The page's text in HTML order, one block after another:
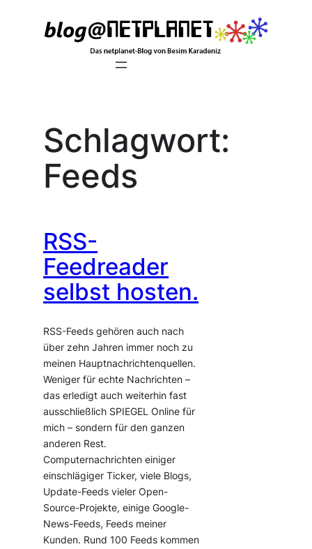
Schlagwort:
Feeds
RSS-
Feedreader
selbst hosten.
RSS-Feeds gehören auch nach
über zehn Jahren immer noch zu
meinen Hauptnachrichtenquellen.
Weniger für echte Nachrichten –
das erledigt auch weiterhin fast
ausschließlich SPIEGEL Online für
mich – sondern für den ganzen
anderen Rest.
Computernachrichten einiger
einschlägiger Ticker, viele Blogs,
Update-Feeds vieler Open-
Source-Projekte, einige Google-
News-Feeds, Feeds meiner
Kunden. Rund 100 Feeds kommen